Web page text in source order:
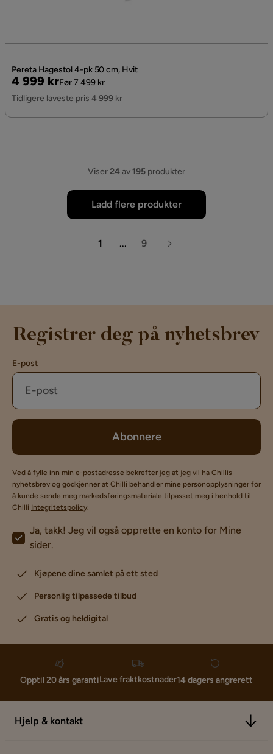
Pereta Hagestol 4-pk 50 cm, Hvit
Pris
4 999 kr
Original
Pris
Før 7 499 kr
Tidligere laveste pris 4 999 kr
Viser24av195 produkter
Ladd flere produkter
1 ... 9
Registrer deg på nyhetsbrev
E-post
Abonnere
Ved å fylle inn min e-postadresse bekrefter jeg at jeg vil ha Chillis
nyhetsbrev og godkjenner at Chilli behandler mine personopplysninger for
å kunde sende meg markedsføringsmateriale tilpasset meg i henhold til
Chilli Integritetspolicy.
Ja, takk! Jeg vil også opprette en konto for Mine
sider.
Kjøpene dine samlet på ett sted
Personlig tilpassede tilbud
Gratis og heldigital
Opptil 20 års garantiLave fraktkostnader14 dagers angrerett
Hjelp & kontakt